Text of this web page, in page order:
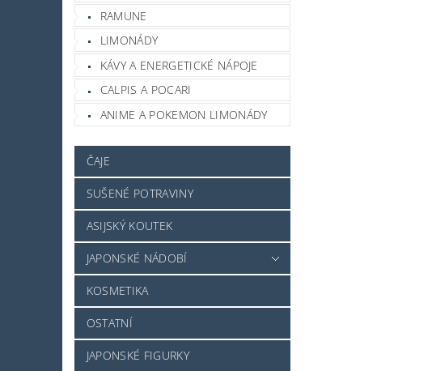
RAMUNE
LIMONÁDY
KÁVY A ENERGETICKÉ NÁPOJE
CALPIS A POCARI
ANIME A POKEMON LIMONÁDY
ČAJE
SUŠENÉ POTRAVINY
ASIJSKÝ KOUTEK
JAPONSKÉ NÁDOBÍ
KOSMETIKA
OSTATNÍ
JAPONSKÉ FIGURKY